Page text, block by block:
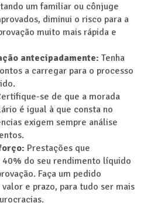
um familiar ou cônjuge
diminui o risco para a
muito mais rápida e
antecipadamente: Tenha
a carregar para o processo
se de que a morada
é igual à que consta no
exigem sempre análise
Prestações que
40% do seu rendimento líquido
Faça um pedido
e prazo, para tudo ser mais